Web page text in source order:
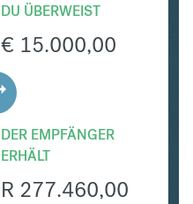
DU ÜBERWEIST
€ 15.000,00
DER EMPFÄNGER
ERHÄLT
R 277.460,00